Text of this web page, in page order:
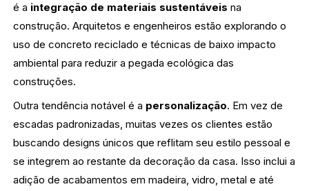
é a integração de materiais sustentáveis na
construção. Arquitetos e engenheiros estão explorando o
uso de concreto reciclado e técnicas de baixo impacto
ambiental para reduzir a pegada ecológica das
construções.
Outra tendência notável é a personalização. Em vez de
escadas padronizadas, muitas vezes os clientes estão
buscando designs únicos que reflitam seu estilo pessoal e
se integrem ao restante da decoração da casa. Isso inclui a
adição de acabamentos em madeira, vidro, metal e até